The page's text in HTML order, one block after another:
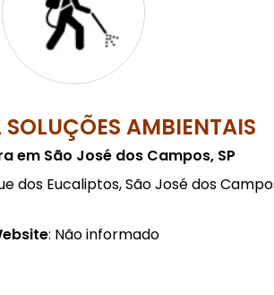
SOLUÇÕES AMBIENTAIS
em São José dos Campos, SP
dos Eucaliptos, São José dos
: Não informado